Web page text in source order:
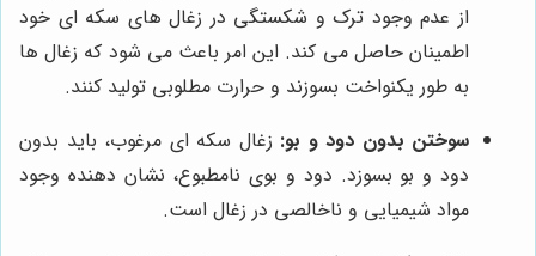
از عدم وجود ترک و شکستگی در زغال های سکه ای خود
اطمینان حاصل می کند. این امر باعث می شود که زغال ها
به طور یکنواخت بسوزند و حرارت مطلوبی تولید کنند.
سوختن بدون دود و بو: زغال سکه ای مرغوب، باید بدون
دود و بو بسوزد. دود و بوی نامطبوع، نشان دهنده وجود
مواد شیمیایی و ناخالصی در زغال است.